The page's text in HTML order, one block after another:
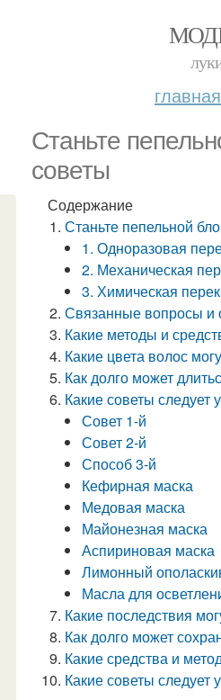
главная
Станьте
советы
Содержание
Станьте пепельной
1. Одноразовая
2. Механическая
3. Химическая
Связанные вопросы и
Какие методы и
Какие цвета волос
Как долго может
Какие советы
Совет 1-й
Совет 2-й
Способ 3-й
Кефирная маска
Медовая маска
Майонезная маска
Аспириновая маска
Лимонный
Масла для
Какие последствия
Как долго может
Какие средства и
Какие советы следует